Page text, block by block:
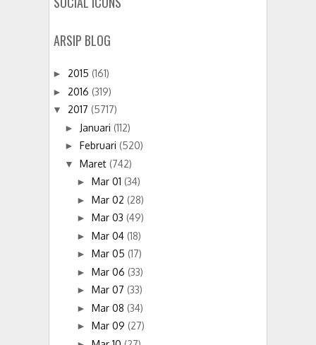
ARSIP BLOG
► 2015 (161)
► 2016 (319)
▼ 2017 (5717)
► Januari (112)
► Februari (520)
▼ Maret (742)
► Mar 01 (34)
► Mar 02 (28)
► Mar 03 (49)
► Mar 04 (18)
► Mar 05 (17)
► Mar 06 (33)
► Mar 07 (33)
► Mar 08 (34)
► Mar 09 (27)